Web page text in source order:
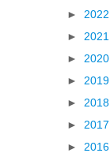
► 2022
► 2021
► 2020
► 2019
► 2018
► 2017
► 2016